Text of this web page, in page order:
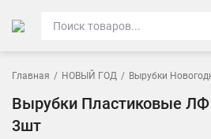
Главная / НОВЫЙ ГОД / Вырубки
Вырубки Пластиковые ЛФ
3шт